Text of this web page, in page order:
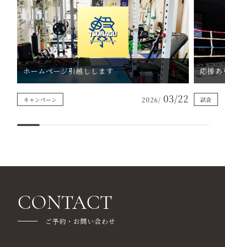
キャンペーン 2026/ 03/22
ホームページ引越しします
試合
応援あ
CONTACT
ご予約・お問い合わせ